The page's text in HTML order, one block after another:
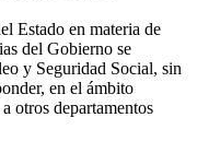
Estado en materia de
del Gobierno se
y Seguridad Social, sin
en el ámbito
otros departamentos